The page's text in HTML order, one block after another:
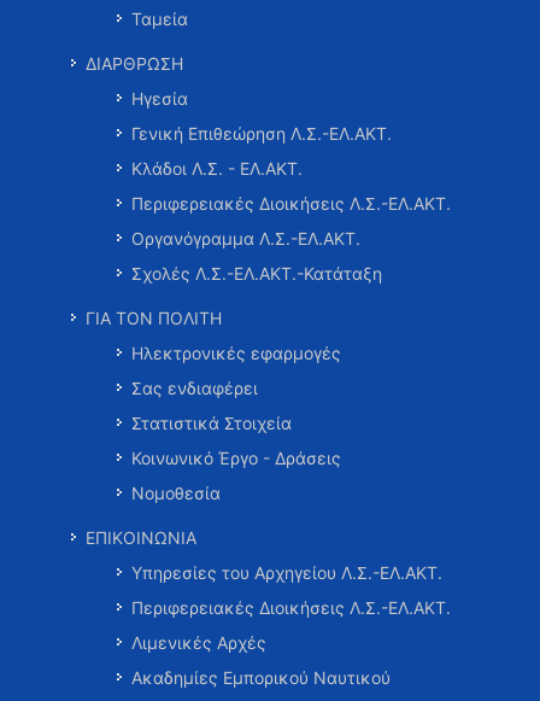
Ταμεία
ΔΙΑΡΘΡΩΣΗ
Ηγεσία
Γενική Επιθεώρηση Λ.Σ.-ΕΛ.ΑΚΤ.
Κλάδοι Λ.Σ. - ΕΛ.ΑΚΤ.
Περιφερειακές Διοικήσεις Λ.Σ.-ΕΛ.ΑΚΤ.
Οργανόγραμμα Λ.Σ.-ΕΛ.ΑΚΤ.
Σχολές Λ.Σ.-ΕΛ.ΑΚΤ.-Κατάταξη
ΓΙΑ ΤΟΝ ΠΟΛΙΤΗ
Ηλεκτρονικές εφαρμογές
Σας ενδιαφέρει
Στατιστικά Στοιχεία
Κοινωνικό Έργο - Δράσεις
Νομοθεσία
ΕΠΙΚΟΙΝΩΝΙΑ
Υπηρεσίες του Αρχηγείου Λ.Σ.-ΕΛ.ΑΚΤ.
Περιφερειακές Διοικήσεις Λ.Σ.-ΕΛ.ΑΚΤ.
Λιμενικές Αρχές
Ακαδημίες Εμπορικού Ναυτικού